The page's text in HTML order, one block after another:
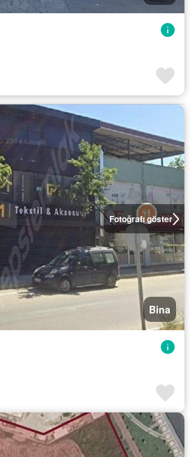
Fotoğrafı göster
Bina